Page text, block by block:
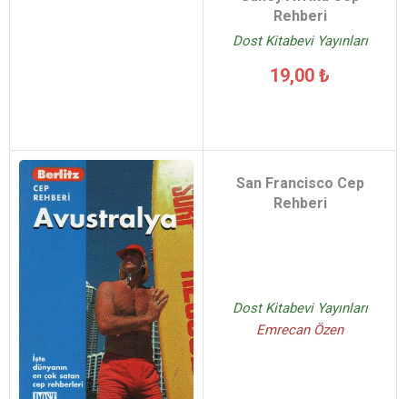
Rehberi
Dost Kitabevi Yayınları
19,00 ₺
San Francisco Cep
Rehberi
Dost Kitabevi Yayınları
Emrecan Özen